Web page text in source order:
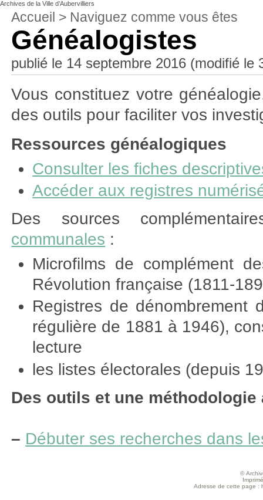
Archives de la Ville d’Aubervilliers
Accueil > Naviguez comme vous êtes
Généalogistes
publié le 14 septembre 2016 (modifié le
Vous constituez votre
des outils pour faciliter vos
Ressources généalogiques
Consulter les fiches
Accéder aux registres
Des sources
communales :
Microfilms de complément
Révolution française (1811-
Registres de
régulière de 1881 à 1946),
lecture
les listes électorales (depuis
Des outils et une
– Débuter ses recherches dans
©
Adresse de cette page :